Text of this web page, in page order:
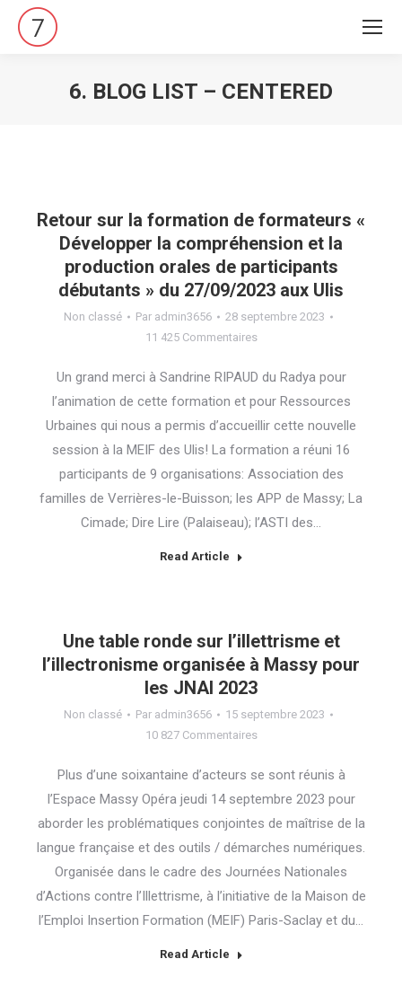
6. BLOG LIST – CENTERED
Retour sur la formation de formateurs «
Développer la compréhension et la
production orales de participants
débutants » du 27/09/2023 aux Ulis
Non classé Par admin3656
28 septembre 2023
11 425 Commentaires
Un grand merci à Sandrine RIPAUD du Radya pour
l’animation de cette formation et pour Ressources
Urbaines qui nous a permis d’accueillir cette nouvelle
session à la MEIF des Ulis! La formation a réuni 16
participants de 9 organisations: Association des
familles de Verrières-le-Buisson; les APP de Massy; La
Cimade; Dire Lire (Palaiseau); l’ASTI des…
Read Article
Une table ronde sur l’illettrisme et
l’illectronisme organisée à Massy pour
les JNAI 2023
Non classé Par admin3656
15 septembre 2023
10 827 Commentaires
Plus d’une soixantaine d’acteurs se sont réunis à
l’Espace Massy Opéra jeudi 14 septembre 2023 pour
aborder les problématiques conjointes de maîtrise de la
langue française et des outils / démarches numériques.
Organisée dans le cadre des Journées Nationales
d’Actions contre l’Illettrisme, à l’initiative de la Maison de
l’Emploi Insertion Formation (MEIF) Paris-Saclay et du…
Read Article